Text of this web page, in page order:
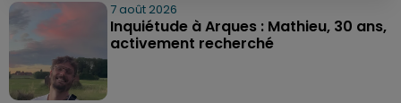
7 août 2026
Inquiétude à Arques : Mathieu, 30 ans,
activement recherché